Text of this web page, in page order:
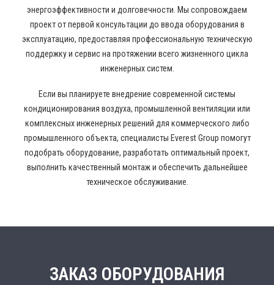
энергоэффективности и долговечности. Мы сопровождаем
проект от первой консультации до ввода оборудования в
эксплуатацию, предоставляя профессиональную техническую
поддержку и сервис на протяжении всего жизненного цикла
инженерных систем.
Если вы планируете внедрение современной системы
кондиционирования воздуха, промышленной вентиляции или
комплексных инженерных решений для коммерческого либо
промышленного объекта, специалисты Everest Group помогут
подобрать оборудование, разработать оптимальный проект,
выполнить качественный монтаж и обеспечить дальнейшее
техническое обслуживание.
ЗАКАЗ ОБОРУДОВАНИЯ